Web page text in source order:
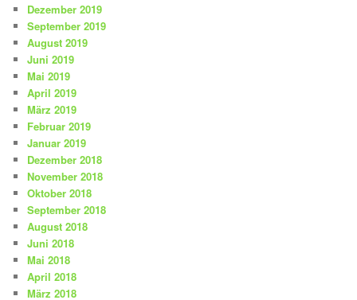
Dezember 2019
September 2019
August 2019
Juni 2019
Mai 2019
April 2019
März 2019
Februar 2019
Januar 2019
Dezember 2018
November 2018
Oktober 2018
September 2018
August 2018
Juni 2018
Mai 2018
April 2018
März 2018